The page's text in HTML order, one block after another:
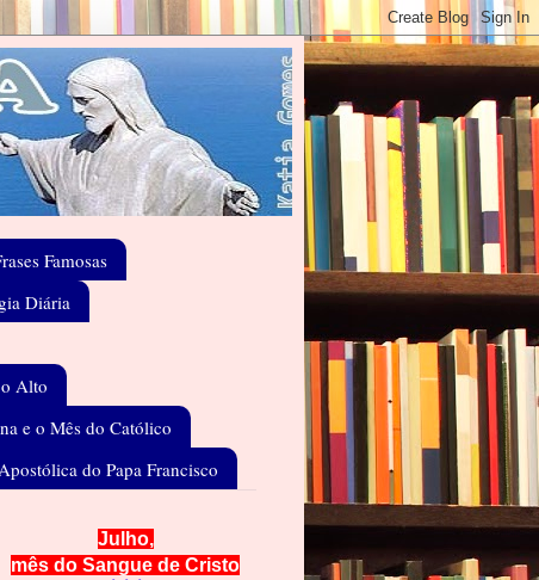
Famosas
Diária
Alto
e o Mês do Católico
do Papa Francisco
Julho,
mês do Sangue de Cristo